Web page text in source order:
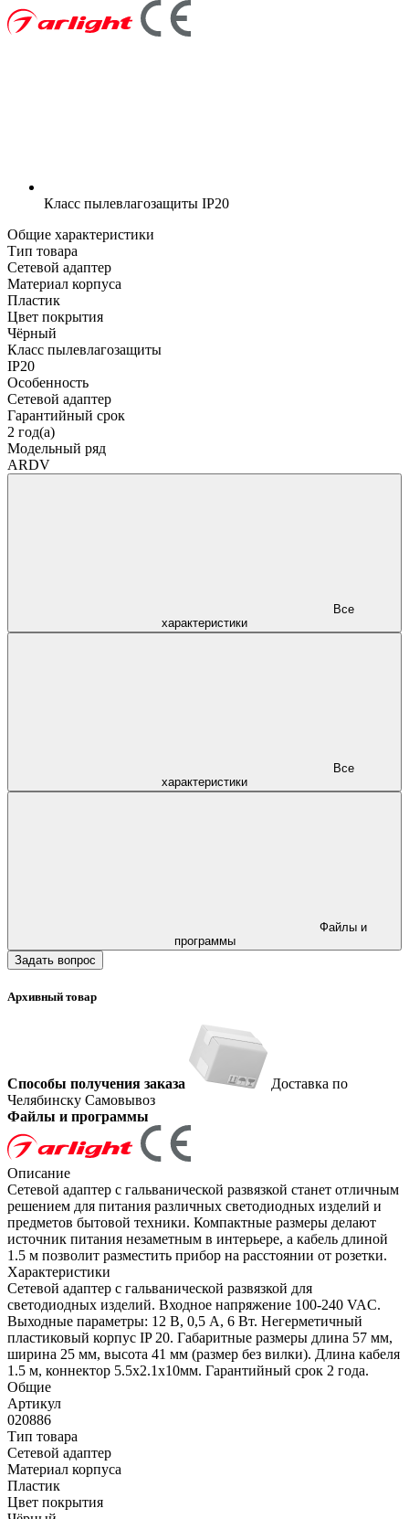
Класс пылевлагозащиты IP20
Общие характеристики
Тип товара
Сетевой адаптер
Материал корпуса
Пластик
Цвет покрытия
Чёрный
Класс пылевлагозащиты
IP20
Особенность
Сетевой адаптер
Гарантийный срок
2 год(а)
Модельный ряд
ARDV
характеристики
характеристики
программы
Задать вопрос
Архивный товар
Способы получения заказа
Доставка по
Челябинску Самовывоз
Файлы и программы
Описание
Сетевой адаптер с гальванической развязкой станет отличным
решением для питания различных светодиодных изделий и
предметов бытовой техники. Компактные размеры делают
источник питания незаметным в интерьере, а кабель длиной
1.5 м позволит разместить прибор на расстоянии от розетки.
Характеристики
Сетевой адаптер с гальванической развязкой для
светодиодных изделий. Входное напряжение 100-240 VAC.
Выходные параметры: 12 В, 0,5 А, 6 Вт. Негерметичный
пластиковый корпус IP 20. Габаритные размеры длина 57 мм,
ширина 25 мм, высота 41 мм (размер без вилки). Длина кабеля
1.5 м, коннектор 5.5x2.1x10мм. Гарантийный срок 2 года.
Общие
Артикул
020886
Тип товара
Сетевой адаптер
Материал корпуса
Пластик
Цвет покрытия